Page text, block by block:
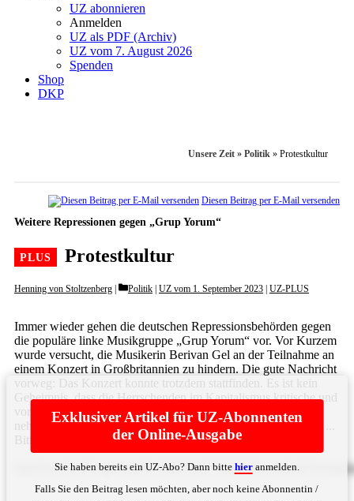
UZ abonnieren
Anmelden
UZ als PDF (Archiv)
UZ vom 7. August 2026
Spenden
Shop
DKP
Unsere Zeit » Politik » Protestkultur
Diesen Beitrag per E-Mail versenden
Weitere Repressionen gegen „Grup Yorum“
Protestkultur
Henning von Stoltzenberg Categories
Politik UZ vom 1. September 2023 UZ-PLUS
Immer wieder gehen die deutschen Repressionsbehörden gegen
die populäre linke Musikgruppe „Grup Yorum“ vor. Vor Kurzem
wurde versucht, die Musikerin Berivan Gel an der Teilnahme an
einem Konzert in Großbritannien zu hindern. Die gute Nachricht
vorweg: Das Konzert konnte trotzdem stattfinden. Es ist kein
Geheimnis, dass die Herrschenden im Kapitalismus kritische und
vor allem revolutionäre Kultur schon immer in den Fokus
nehmen. Das passiert vor allem dann, wenn sie erfolgreich ist, ...
Bitte
anmelden
Exklusiver Artikel für UZ-Abonnenten
der Online-Ausgabe
Sie haben bereits ein UZ-Abo? Dann bitte hieranmelden.
Falls Sie den Beitrag lesen möchten, aber noch keine Abonnentin /